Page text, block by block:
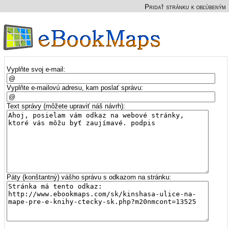
Pridať stránku k obľúbeným
Vyplňte svoj e-mail:
Vyplňte e-mailovú adresu, kam poslať správu:
Text správy (môžete upraviť náš návrh):
Päty (konštantný) vášho správu s odkazom na stránku: